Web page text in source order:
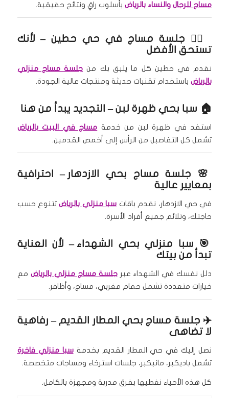
مساج للرجالوالنساء بالرياضبأسلوب راقٍ ونتائج حقيقية.
🧖‍♀️ جلسة مساج في حي حطين– لأنك
تستحق الأفضل
نقدم في حطين كل ما يليق بك من جلسة مساج منزلي
بالرياضباستخدام تقنيات حديثة ومنتجات عالية الجودة.
🏠 سبا بحي ظهرة لبن– التجديد يبدأ من هنا
استفد في ظهرة لبن من خدمة مساج في البيت بالرياض
تشمل كل التفاصيل من الرأس إلى أخمص القدمين.
🌸 جلسة مساج بحي الازدهار – احترافية
بمعايير عالية
في حي الازدهار، نقدم باقات سبا منزلي بالرياضتتنوع حسب
حاجتك، وتلائم جميع أفراد الأسرة.
🎯 سبا منزلي بحي الشهداء – لأن العناية
تبدأ من بيتك
دلل نفسك في الشهداء عبرجلسة مساج منزلي بالرياض مع
خيارات متعددة تشمل حمام مغربي، مساج، وأظافر.
✈️ جلسة مساج بحي المطار القديم – رفاهية
لا تضاهى
نصل إليك في حي المطار القديم بخدمةسبا منزلي فاخرة
تشمل باديكير، مانيكير، جلسات استرخاء ومساجات متخصصة.
كل هذه الأحياء نغطيها بفرق مدربة ومجهزة بالكامل.